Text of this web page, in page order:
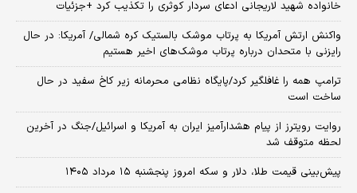
خانواده شهید لاریجانی ادعای سردار کوثری را تکذیب کرد +جزئیات
واکنش ارتش آمریکا به پرتاب موشک بالستیک کره شمالی/ آمریکا: در حال
رایزنی با متحدان درباره پرتاب موشک‌های اخیر هستیم
ترامپ همه را غافلگیر کرد/پایگاه نظامی محرمانه زیر کاخ سفید در حال
ساخت است
روایت رویترز از پیام هشدارآمیز ایران به آمریکا و اسرائیل/جنگ در آخرین
لحظه متوقف شد
پیش‌بینی قیمت طلا، دلار و سکه امروز پنجشنبه ۱۵ مرداد ۱۴۰۵